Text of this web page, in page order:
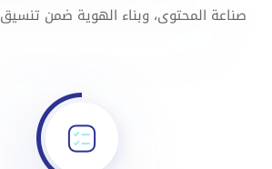
صناعة المحتوى، وبناء الهوية ضمن